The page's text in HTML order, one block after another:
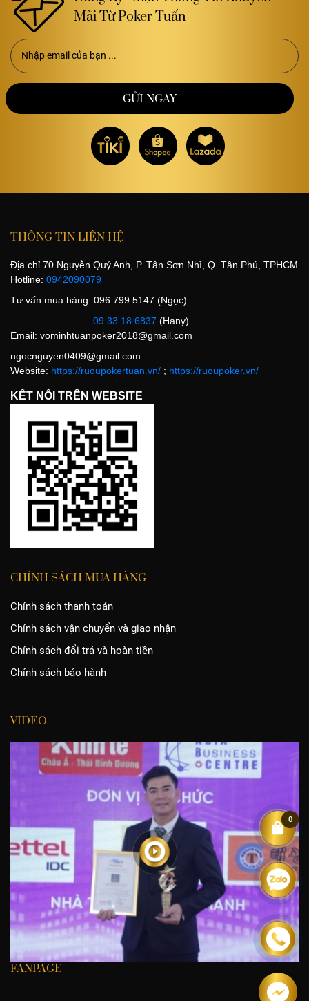
Mãi Từ Poker Tuấn
THÔNG TIN LIÊN HỆ
Địa chỉ 70 Nguyễn Quý Anh, P. Tân Sơn Nhì, Q. Tân Phú, TPHCM
Hotline: 0942090079
Tư vấn mua hàng: 096 799 5147 (Ngọc)
09 33 18 6837 (Hany)
Email: vominhtuanpoker2018@gmail.com
ngocnguyen0409@gmail.com
Website: https://ruoupokertuan.vn/ ; https://ruoupoker.vn/
KẾT NỐI TRÊN WEBSITE
CHÍNH SÁCH MUA HÀNG
Chính sách thanh toán
Chính sách vận chuyển và giao nhận
Chính sách đổi trả và hoàn tiền
Chính sách bảo hành
VIDEO
FANPAGE
0